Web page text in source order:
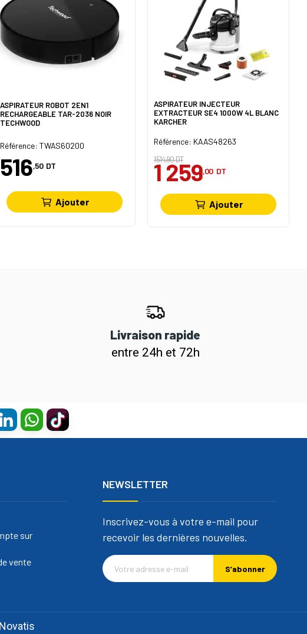
ASPIRATEUR ROBOT 2EN1
RECHARGEABLE TAR-2036 NOIR
TECHWOOD
Référence: TWAS60200
516,50 DT
Ajouter
ASPIRATEUR INJECTEUR
EXTRACTEUR SE4 1000W 4L BLANC
KARCHER
Référence: KAAS48263
1 514,90 DT
1 259,00 DT
Ajouter
Livraison rapide
entre 24h et 72h
sur
vente
NEWSLETTER
Inscrivez-vous à votre e-mail pour
recevoir les dernières nouvelles.
S’abonner